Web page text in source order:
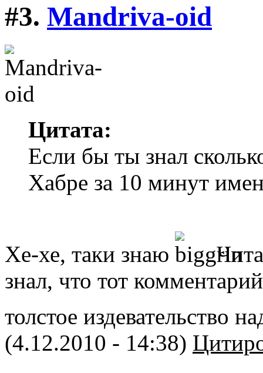
#3. Mandriva-oid
Цитата:
Если бы ты знал
Хабре за 10 минут
Хе-хе, таки знаю
знал, что тот
толстое
(4.12.2010 - 14:38)